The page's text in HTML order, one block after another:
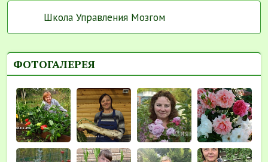
Школа Управления Мозгом
ФОТОГАЛЕРЕЯ